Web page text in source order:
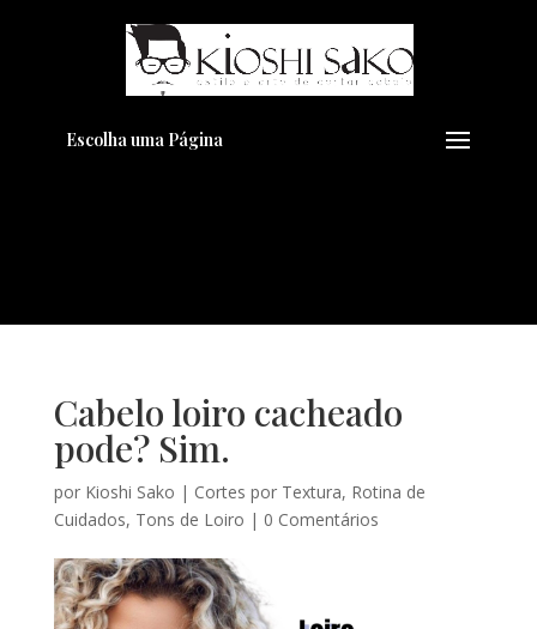
Escolha uma Página
Cabelo loiro cacheado
pode? Sim.
por Kioshi Sako | Cortes por Textura, Rotina de
Cuidados, Tons de Loiro | 0 Comentários
Pensando em transformar seu
Visual??